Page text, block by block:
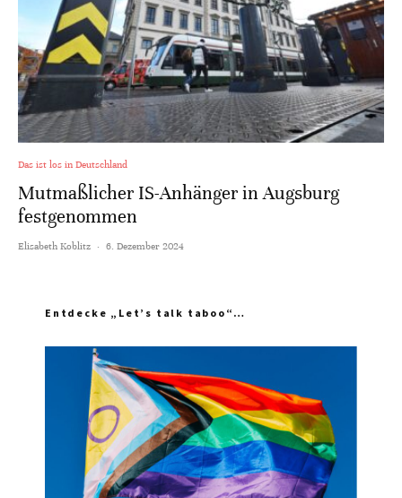
Das ist los in Deutschland
Mutmaßlicher IS-Anhänger in Augsburg
festgenommen
Elisabeth Koblitz · 6. Dezember 2024
Entdecke „Let’s talk taboo“…